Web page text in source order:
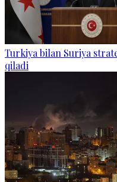
Turkiya bilan Suriya
qiladi